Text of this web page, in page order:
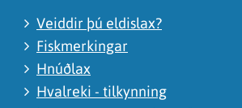
Veiddir þú eldislax?
Fiskmerkingar
Hnúðlax
Hvalreki - tilkynning